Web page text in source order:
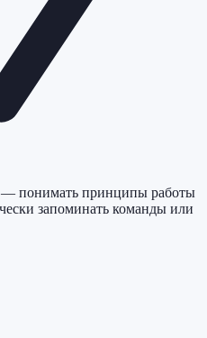
— понимать принципы работы
запоминать команды или